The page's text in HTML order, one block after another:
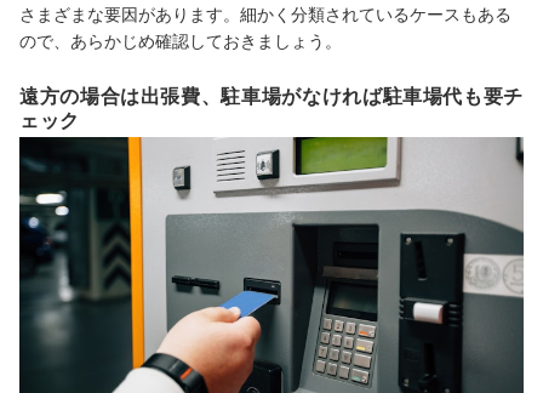
さまざまな要因があります。細かく分類されているケースもある
ので、あらかじめ確認しておきましょう。
遠方の場合は出張費、駐車場がなければ駐車場代も要チ
ェック